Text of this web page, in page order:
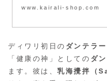
www.kairali-shop.com
ディワリ初日の ダンテラ
「健康の神」としての ダ
ます。彼は、乳海攪拌（